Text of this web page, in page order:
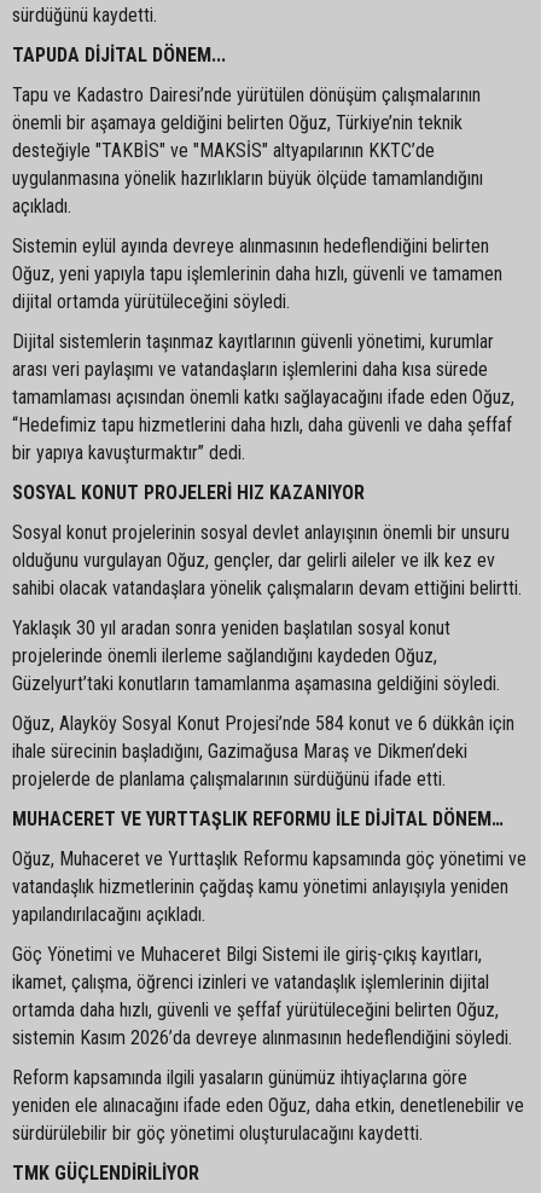
sürdüğünü kaydetti.
TAPUDA DİJİTAL DÖNEM...
Tapu ve Kadastro Dairesi’nde yürütülen dönüşüm çalışmalarının
önemli bir aşamaya geldiğini belirten Oğuz, Türkiye’nin teknik
desteğiyle "TAKBİS" ve "MAKSİS" altyapılarının KKTC’de
uygulanmasına yönelik hazırlıkların büyük ölçüde tamamlandığını
açıkladı.
Sistemin eylül ayında devreye alınmasının hedeflendiğini belirten
Oğuz, yeni yapıyla tapu işlemlerinin daha hızlı, güvenli ve tamamen
dijital ortamda yürütüleceğini söyledi.
Dijital sistemlerin taşınmaz kayıtlarının güvenli yönetimi, kurumlar
arası veri paylaşımı ve vatandaşların işlemlerini daha kısa sürede
tamamlaması açısından önemli katkı sağlayacağını ifade eden Oğuz,
“Hedefimiz tapu hizmetlerini daha hızlı, daha güvenli ve daha şeffaf
bir yapıya kavuşturmaktır” dedi.
SOSYAL KONUT PROJELERİ HIZ KAZANIYOR
Sosyal konut projelerinin sosyal devlet anlayışının önemli bir unsuru
olduğunu vurgulayan Oğuz, gençler, dar gelirli aileler ve ilk kez ev
sahibi olacak vatandaşlara yönelik çalışmaların devam ettiğini belirtti.
Yaklaşık 30 yıl aradan sonra yeniden başlatılan sosyal konut
projelerinde önemli ilerleme sağlandığını kaydeden Oğuz,
Güzelyurt’taki konutların tamamlanma aşamasına geldiğini söyledi.
Oğuz, Alayköy Sosyal Konut Projesi’nde 584 konut ve 6 dükkân için
ihale sürecinin başladığını, Gazimağusa Maraş ve Dikmen’deki
projelerde de planlama çalışmalarının sürdüğünü ifade etti.
MUHACERET VE YURTTAŞLIK REFORMU İLE DİJİTAL DÖNEM…
Oğuz, Muhaceret ve Yurttaşlık Reformu kapsamında göç yönetimi ve
vatandaşlık hizmetlerinin çağdaş kamu yönetimi anlayışıyla yeniden
yapılandırılacağını açıkladı.
Göç Yönetimi ve Muhaceret Bilgi Sistemi ile giriş-çıkış kayıtları,
ikamet, çalışma, öğrenci izinleri ve vatandaşlık işlemlerinin dijital
ortamda daha hızlı, güvenli ve şeffaf yürütüleceğini belirten Oğuz,
sistemin Kasım 2026’da devreye alınmasının hedeflendiğini söyledi.
Reform kapsamında ilgili yasaların günümüz ihtiyaçlarına göre
yeniden ele alınacağını ifade eden Oğuz, daha etkin, denetlenebilir ve
sürdürülebilir bir göç yönetimi oluşturulacağını kaydetti.
TMK GÜÇLENDİRİLİYOR